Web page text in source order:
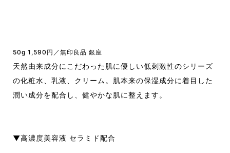
50g 1,590円／無印良品 銀座
天然由来成分にこだわった肌に優しい低刺激性のシリーズ
の化粧水、乳液、クリーム。肌本来の保湿成分に着目した
潤い成分を配合し、健やかな肌に整えます。
▼高濃度美容液 セラミド配合